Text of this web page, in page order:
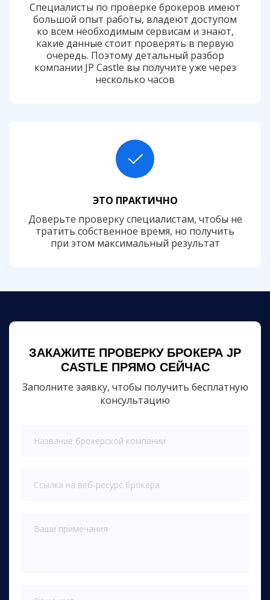
Специалисты по проверке брокеров имеют
большой опыт работы, владеют доступом
ко всем необходимым сервисам и знают,
какие данные стоит проверять в первую
очередь. Поэтому детальный разбор
компании JP Castle вы получите уже через
несколько часов
ЭТО ПРАКТИЧНО
Доверьте проверку специалистам, чтобы не
тратить собственное время, но получить
при этом максимальный результат
ЗАКАЖИТЕ ПРОВЕРКУ БРОКЕРА JP
CASTLE ПРЯМО СЕЙЧАС
Заполните заявку, чтобы получить бесплатную
консультацию